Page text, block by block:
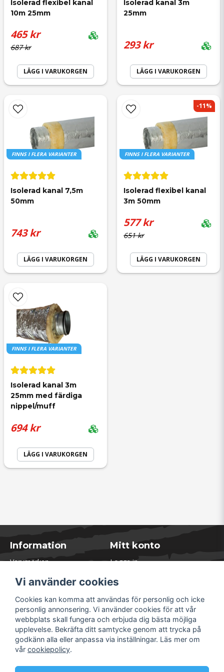
Hej har ett par frågor om denna produkt.fråga 1 : går
denna Mvh Stefan.
Butiken svarade
Hej
klämma fast med slangklämma eller tejpa.
Skicka fråga
Isolerad flexibel kanal
10m 25mm
687 kr
465 kr
LÄGG I VARUKORGEN
Isolerad kanal 3m
25mm
293 kr
LÄGG I VARUKORGEN
FINNS I FLERA VARIANTER
Isolerad kanal 7,5m
50mm
743 kr
LÄGG I VARUKORGEN
FINNS I FLERA VARIANTER
Isolerad flexibel kanal
3m 50mm
651 kr
577 kr
LÄGG I VARUKORGEN
-11%
FINNS I FLERA VARIANTER
Isolerad kanal 3m
25mm med färdiga
nippel/muff
694 kr
LÄGG I VARUKORGEN
Information
Varumärken
Kontakta oss
Öppettider Lager
Om Soliduct
Soliduct & Ventilation.se
Informationssidor
Returer
Villkor & Policy
Mitt konto
Logga in
Glömt lösenord?
Vi använder cookies
Cookies kan komma att användas för personlig och icke
personlig annonsering. Vi använder cookies för att vår
webbplats skall fungera och erbjuda dig bästa möjliga
upplevelse. Bekräfta ditt samtycke genom att trycka på
godkänn alla eller anpassa via inställningar. Läs mer om
vår cookiepolicy.